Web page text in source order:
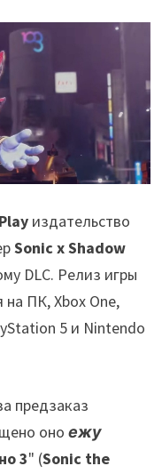
издательство
Sonic x Shadow
DLC. Релиз игры
на ПК, Xbox One,
5 и Nintendo
предзаказ
оно ежу
3" (Sonic the